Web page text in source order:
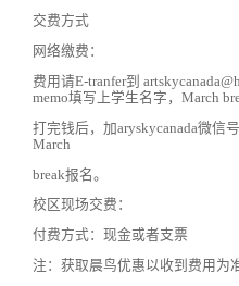
交费方式
网络缴费：
费用请E-tranfer到
memo填写上学生名字，March
打完钱后，加aryskycanada微信
March
break报名。
校区现场交费：
付费方式：现金或者支票
注：获取晨鸟优惠以收到费用为